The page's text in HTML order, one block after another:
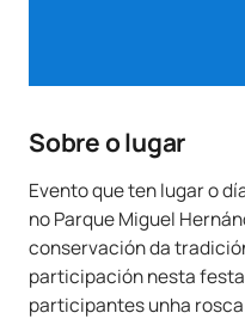
Sobre o lugar
Evento que ten lugar o
no Parque Miguel
conservación da
participación nesta
participantes unha